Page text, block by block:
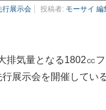
行展示会 投稿者: モーサイ 編
排気量となる1802㏄
展示会を開催している